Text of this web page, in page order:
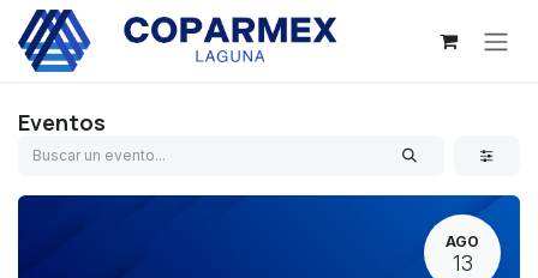
Ir al contenido
Eventos
AGO
13